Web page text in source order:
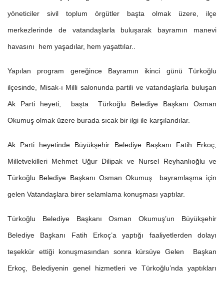
yöneticiler sivil toplum örgütler başta olmak üzere, ilçe
merkezlerinde de vatandaşlarla buluşarak bayramın manevi
havasını hem yaşadılar, hem yaşattılar..
Yapılan program gereğince Bayramın ikinci günü Türkoğlu
ilçesinde, Misak-ı Milli salonunda partili ve vatandaşlarla buluşan
Ak Parti heyeti, başta Türkoğlu Belediye Başkanı Osman
Okumuş olmak üzere burada sıcak bir ilgi ile karşılandılar.
Ak Parti heyetinde Büyükşehir Belediye Başkanı Fatih Erkoç,
Milletvekilleri Mehmet Uğur Dilipak ve Nursel Reyhanlıoğlu ve
Türkoğlu Belediye Başkanı Osman Okumuş bayramlaşma için
gelen Vatandaşlara birer selamlama konuşması yaptılar.
Türkoğlu Belediye Başkanı Osman Okumuş’un Büyükşehir
Belediye Başkanı Fatih Erkoç’a yaptığı faaliyetlerden dolayı
teşekkür ettiği konuşmasından sonra kürsüye Gelen Başkan
Erkoç, Belediyenin genel hizmetleri ve Türkoğlu’nda yaptıkları